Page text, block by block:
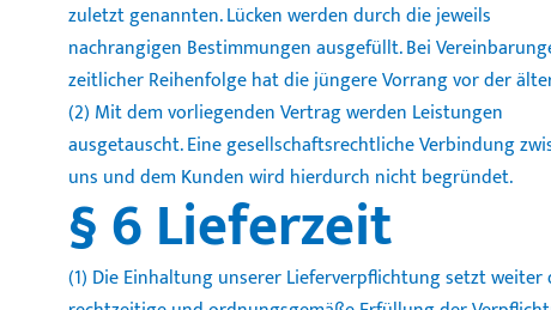
zuletzt genannten. Lücken werden durch die jeweils
nachrangigen Bestimmungen ausgefüllt. Bei
zeitlicher Reihenfolge hat die jüngere Vorrang vor der
(2) Mit dem vorliegenden Vertrag werden Leistungen
ausgetauscht. Eine gesellschaftsrechtliche Verbindung
uns und dem Kunden wird hierdurch nicht begründet.
§ 6 Lieferzeit
(1) Die Einhaltung unserer Lieferverpflichtung setzt weiter